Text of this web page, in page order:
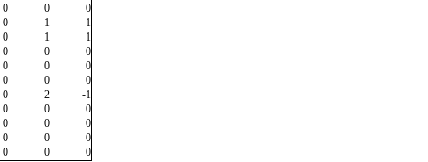
0 0
0
0 1
1
0 1
1
0 0
0
0 0
0
0 0
0
0 2
-1
0 0
0
0 0
0
0 0
0
0 0
0